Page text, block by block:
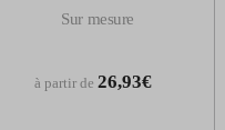
Sur mesure
à partir de 26,93€